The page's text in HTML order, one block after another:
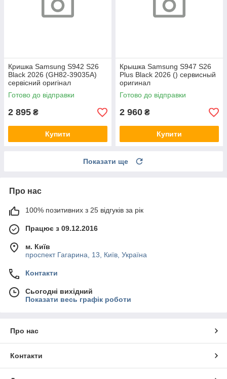
Кришка Samsung S942 S26
Black 2026 (GH82-39035A)
сервісний оригінал
Готово до відправки
2 895 ₴
Купити
Крышка Samsung S947 S26
Plus Black 2026 () сервисный
оригинал
Готово до відправки
2 960 ₴
Купити
Показати ще
Про нас
100% позитивних з 25 відгуків за рік
Працює з 09.12.2016
м. Київ
проспект Гагарина, 13, Київ, Україна
Контакти
Сьогодні вихідний
Показати весь графік роботи
Про нас
Контакти